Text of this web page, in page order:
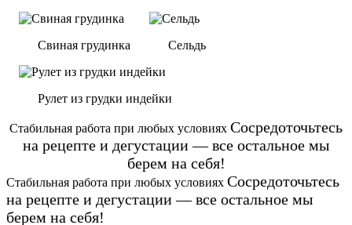
Свиная грудинка Сельдь
Рулет из грудки индейки
Стабильная работа при любых условиях Сосредоточьтесь
на рецепте и дегустации — все остальное мы
берем на себя!
Стабильная работа при любых условиях Сосредоточьтесь
на рецепте и дегустации — все остальное мы
берем на себя!